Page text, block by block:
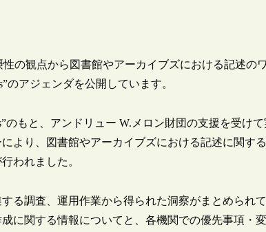
の観点から図書館やアーカイブズにおける記述の
のアジェンダを公開しています。
のもと、アンドリュー W.メロン財団の支援を受け
より、図書館やアーカイブズにおける記述に関する
われました。
る調査、運用作業から得られた洞察がまとめられ
に関する情報についてと、各機関での優先事項・